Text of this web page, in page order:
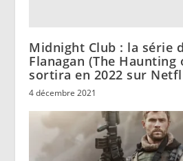
Midnight Club : la série
Flanagan (The
sortira en 2022 sur
4 décembre 2021